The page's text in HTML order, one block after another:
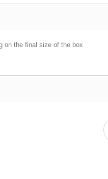
on the final size of the box